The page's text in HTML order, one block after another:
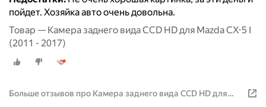
пойдет. Хозяйка авто очень довольна.
Товар — Камера заднего вида CCD HD для Mazda CX-5 I
(2011 - 2017)
Больше отзывов про Камера заднего вида CCD HD для